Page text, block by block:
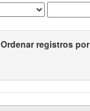
Ordenar registros por